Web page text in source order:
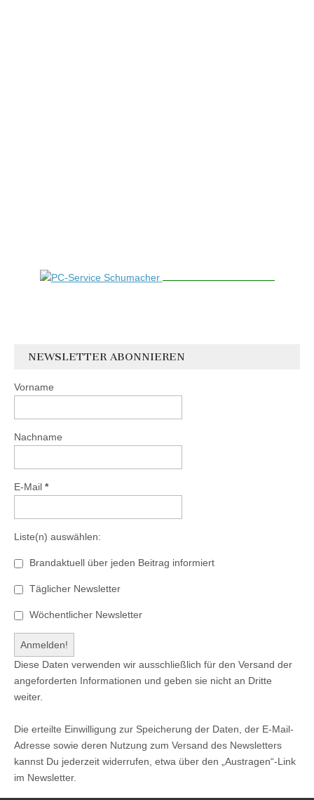
NEWSLETTER ABONNIEREN
Vorname
Nachname
E-Mail *
Liste(n) auswählen:
Brandaktuell über jeden Beitrag informiert
Täglicher Newsletter
Wöchentlicher Newsletter
Diese Daten verwenden wir ausschließlich für den Versand der
angeforderten Informationen und geben sie nicht an Dritte
weiter.
Die erteilte Einwilligung zur Speicherung der Daten, der E-Mail-
Adresse sowie deren Nutzung zum Versand des Newsletters
kannst Du jederzeit widerrufen, etwa über den „Austragen“-Link
im Newsletter.